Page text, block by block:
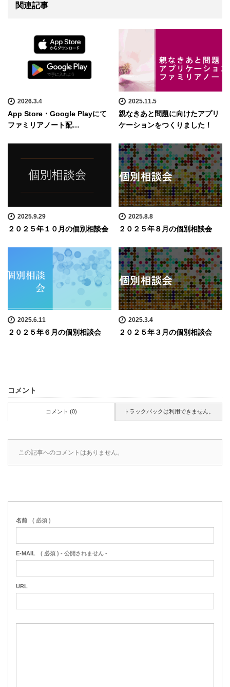
関連記事
2026.3.4
App Store・Google Playにて
ファミリアノート配…
2025.11.5
親なきあと問題に向けたアプリ
ケーションをつくりました！
2025.9.29
２０２５年１０月の個別相談会
2025.8.8
２０２５年８月の個別相談会
2025.6.11
２０２５年６月の個別相談会
2025.3.4
２０２５年３月の個別相談会
コメント
コメント (0) トラックバックは利用できません。
この記事へのコメントはありません。
名前 ( 必須 )
E-MAIL ( 必須 ) - 公開されません -
URL